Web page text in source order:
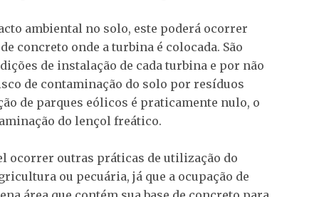
ambiental no solo, este poderá ocorrer
concreto onde a turbina é colocada. São
de instalação de cada turbina e por não
de contaminação do solo por resíduos
de parques eólicos é praticamente nulo, o
do lençol freático.
ocorrer outras práticas de utilização do
ou pecuária, já que a ocupação de